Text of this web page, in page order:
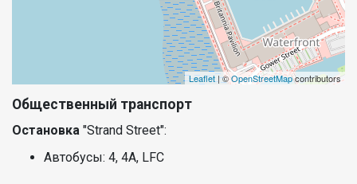
Leaflet| ©OpenStreetMapcontributors
Общественный транспорт
Остановка "Strand Street":
Автобусы: 4, 4А, LFC